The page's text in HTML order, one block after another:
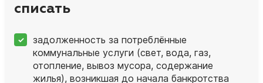
списать
задолженность за потреблённые
коммунальные услуги (свет, вода, газ,
отопление, вывоз мусора, содержание
жилья), возникшая до начала банкротства